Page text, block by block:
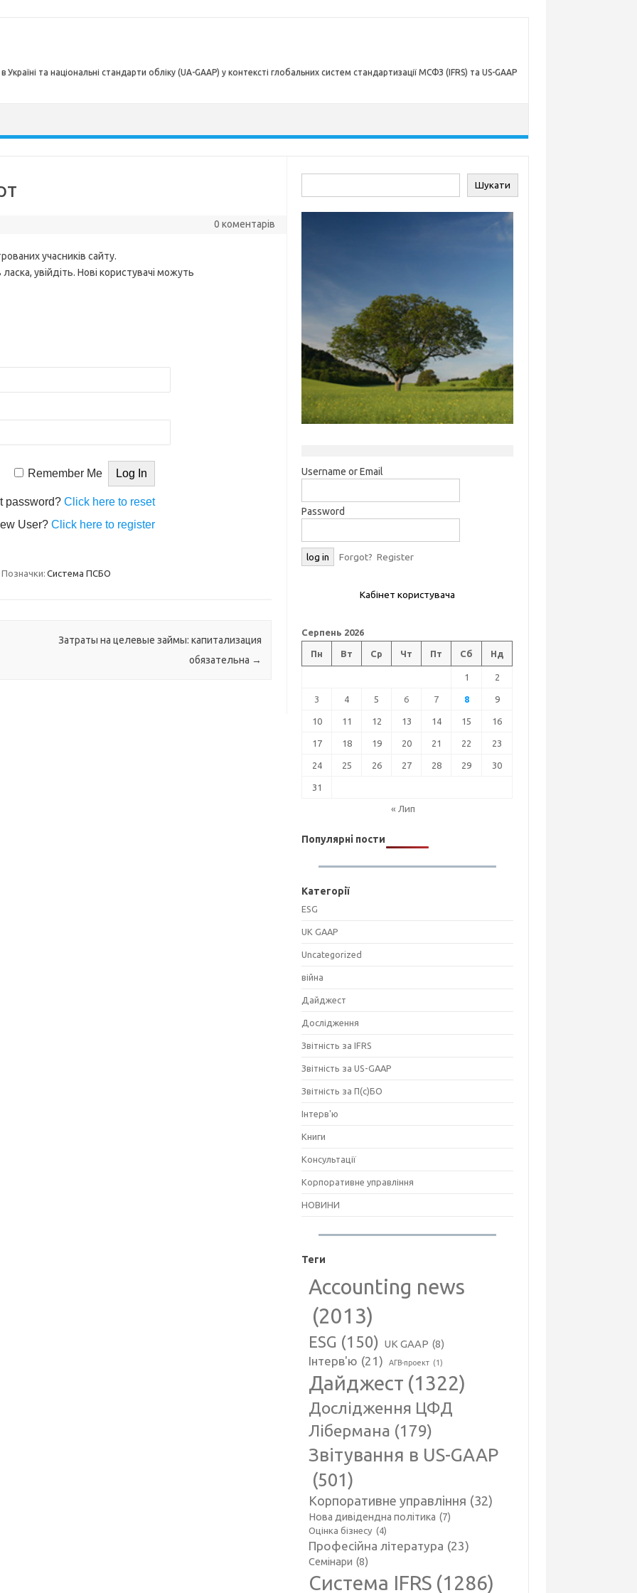
та національні стандарти обліку (UA-GAAP) у контексті глобальних систем стандартизації МСФЗ (IFRS) та US-GAAP
0 коментарів
учасників сайту.
увійдіть. Нові користувачі можуть
Remember Me
password? Click here to reset
User? Click here to register
Позначки: Система ПСБО
Затраты на целевые займы: капитализация
обязательна →
Шукати
Username or Email
Password
Forgot? Register
Кабінет користувача
Серпень 2026
Пн Вт Ср Чт Пт Сб Нд
1 2
3 4 5 6 7 8 9
10 11 12 13 14 15 16
17 18 19 20 21 22 23
24 25 26 27 28 29 30
31
« Лип
Популярні пости
Категорії
ESG
UK GAAP
Uncategorized
війна
Дайджест
Дослідження
Звітність за IFRS
Звітність за US-GAAP
Звітність за П(с)БО
Інтерв'ю
Книги
Консультації
Корпоративне управління
НОВИНИ
Теги
Accounting news
(2013)
ESG (150) UK GAAP (8)
Інтерв'ю (21) АГВ-проект (1)
Дайджест (1322)
Дослідження ЦФД
Лібермана (179)
Звітування в US-GAAP
(501)
Корпоративне управління (32)
Нова дивідендна політика (7)
Оцінка бізнесу (4)
Професійна література (23)
Семінари (8)
Система IFRS (1286)